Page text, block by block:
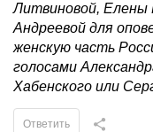
Литвиновой,
Андреевой для
женскую часть
голосами
Хабенского или
Ответить